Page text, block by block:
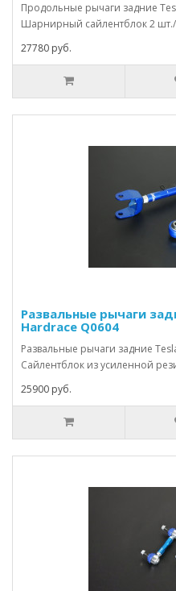
Продольные рычаги задние
Шарнирный сайлентблок 2 шт./
27780 руб.
Развальные рычаги
Hardrace Q0604
Развальные рычаги задние
Сайлентблок из усиленной
25900 руб.